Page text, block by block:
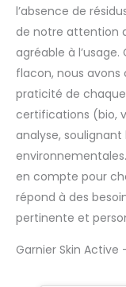
l’absence de
de notre attention
agréable à
flacon, nous
praticité de
certifications (bio,
analyse,
en compte pour
répond à des
pertinente et
Garnier Skin